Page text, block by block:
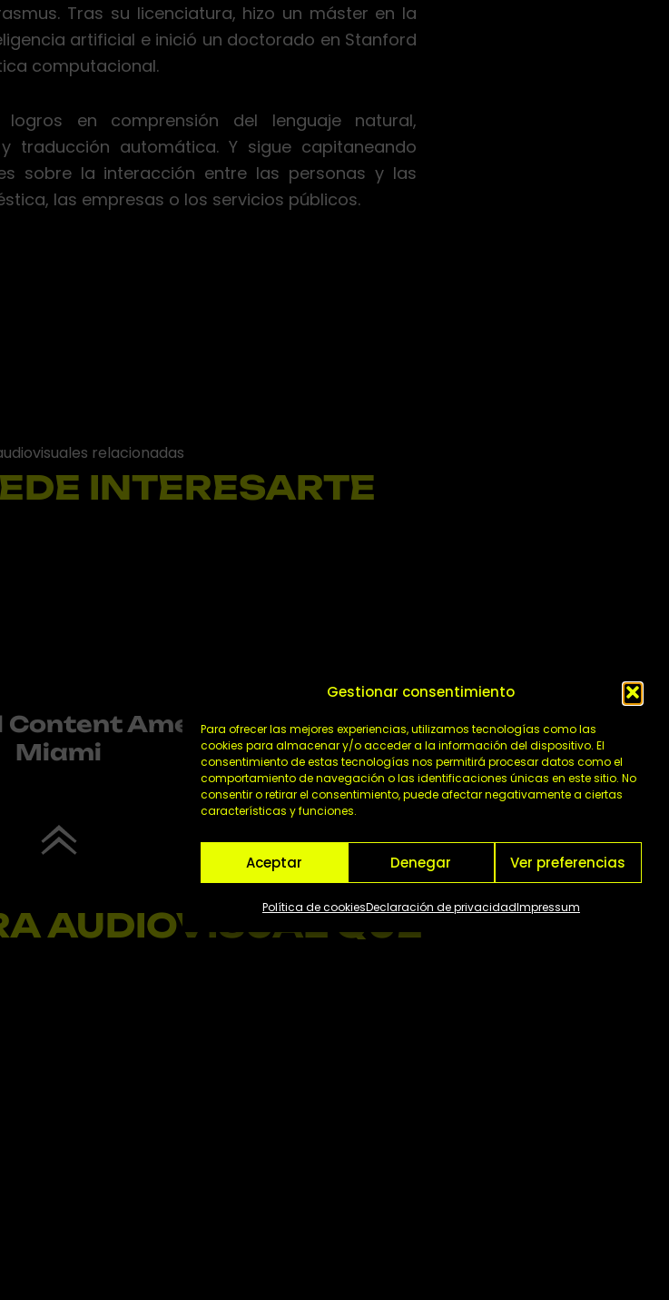
Gestionar consentimiento
Para ofrecer las mejores experiencias, utilizamos tecnologías como las
cookies para almacenar y/o acceder a la información del dispositivo. El
consentimiento de estas tecnologías nos permitirá procesar datos como el
comportamiento de navegación o las identificaciones únicas en este sitio. No
consentir o retirar el consentimiento, puede afectar negativamente a ciertas
características y funciones.
Aceptar Denegar Ver preferencias
Política de cookiesDeclaración de privacidadImpressum
Tras su licenciatura, hizo un máster en la
artificial e inició un doctorado en Stanford
computacional.
en comprensión del lenguaje natural,
traducción automática. Y sigue capitaneando
sobre la interacción entre las personas y las
las empresas o los servicios públicos.
Content Americas 2023 en
Miami
relacionadas
INTERESARTE
QUE MOTIV